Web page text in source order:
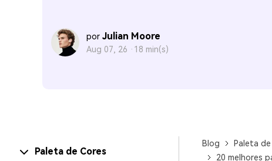
por Julian Moore
Aug 07, 26 · 18 min(s)
Paleta de Cores
Blog
Paleta
20 melhores